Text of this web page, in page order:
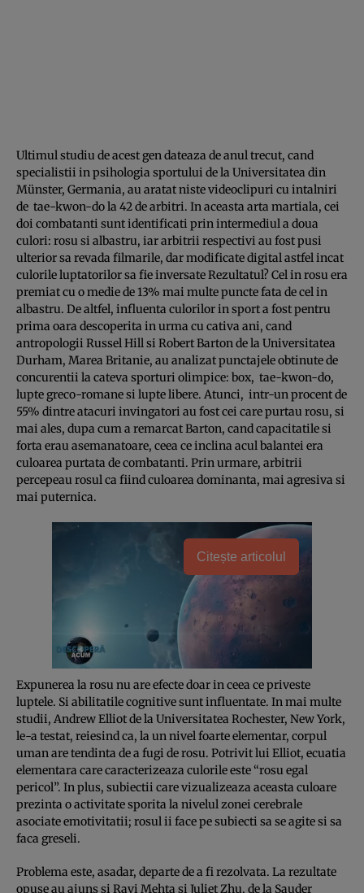
Ultimul studiu de acest gen dateaza de anul trecut, cand
specialistii in psihologia sportului de la Universitatea din
Münster, Germania, au aratat niste videoclipuri cu intalniri
de tae-kwon-do la 42 de arbitri. In aceasta arta martiala, cei
doi combatanti sunt identificati prin intermediul a doua
culori: rosu si albastru, iar arbitrii respectivi au fost pusi
ulterior sa revada filmarile, dar modificate digital astfel incat
culorile luptatorilor sa fie inversate Rezultatul? Cel in rosu era
premiat cu o medie de 13% mai multe puncte fata de cel in
albastru. De altfel, influenta culorilor in sport a fost pentru
prima oara descoperita in urma cu cativa ani, cand
antropologii Russel Hill si Robert Barton de la Universitatea
Durham, Marea Britanie, au analizat punctajele obtinute de
concurentii la cateva sporturi olimpice: box, tae-kwon-do,
lupte greco-romane si lupte libere. Atunci, intr-un procent de
55% dintre atacuri invingatori au fost cei care purtau rosu, si
mai ales, dupa cum a remarcat Barton, cand capacitatile si
forta erau asemanatoare, ceea ce inclina acul balantei era
culoarea purtata de combatanti. Prin urmare, arbitrii
percepeau rosul ca fiind culoarea dominanta, mai agresiva si
mai puternica.
Citește articolul
Expunerea la rosu nu are efecte doar in ceea ce priveste
luptele. Si abilitatile cognitive sunt influentate. In mai multe
studii, Andrew Elliot de la Universitatea Rochester, New York,
le-a testat, reiesind ca, la un nivel foarte elementar, corpul
uman are tendinta de a fugi de rosu. Potrivit lui Elliot, ecuatia
elementara care caracterizeaza culorile este “rosu egal
pericol”. In plus, subiectii care vizualizeaza aceasta culoare
prezinta o activitate sporita la nivelul zonei cerebrale
asociate emotivitatii; rosul ii face pe subiecti sa se agite si sa
faca greseli.
Problema este, asadar, departe de a fi rezolvata. La rezultate
opuse au ajuns si Ravi Mehta si Juliet Zhu, de la Sauder